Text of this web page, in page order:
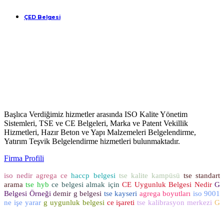
ÇED Belgesi
Başlıca Verdiğimiz hizmetler arasında ISO Kalite Yönetim
Sistemleri, TSE ve CE Belgeleri, Marka ve Patent Vekillik
Hizmetleri, Hazır Beton ve Yapı Malzemeleri Belgelendirme,
Yatırım Teşvik Belgelendirme hizmetleri bulunmaktadır.
Firma Profili
iso nedir agrega ce haccp belgesi tse kalite kampüsü tse standart
arama tse hyb ce belgesi almak için CE Uygunluk Belgesi Nedir G
Belgesi Örneği demir g belgesi tse kayseri agrega boyutları iso 9001
ne işe yarar g uygunluk belgesi ce işareti tse kalibrasyon merkezi G